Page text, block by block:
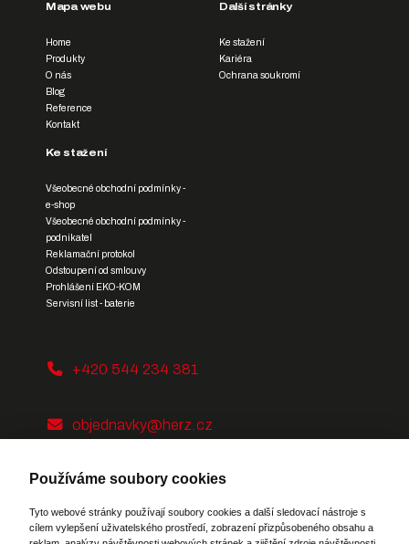
Používáme soubory cookies
Tyto webové stránky používají soubory cookies a další sledovací nástroje s
cílem vylepšení uživatelského prostředí, zobrazení přizpůsobeného obsahu a
Mapa webu
Home
Produkty
O nás
Blog
Reference
Kontakt
Další stránky
Ke stažení
Kariéra
Ochrana soukromí
Ke stažení
Všeobecné obchodní podmínky -
e-shop
Všeobecné obchodní podmínky -
podnikatel
Reklamační protokol
Odstoupení od smlouvy
Prohlášení EKO-KOM
Servisní list - baterie
+420 544 234 381
objednavky@herz.cz